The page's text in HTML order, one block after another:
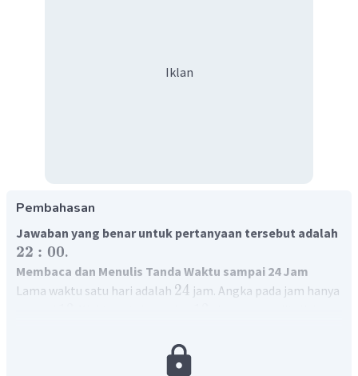
Iklan
Pembahasan
Jawaban yang benar untuk pertanyaan tersebut adalah
22 : 00.
Membaca dan Menulis Tanda Waktu sampai 24 Jam
Lama waktu satu hari adalah 24 jam. Angka pada jam hanya
Pukul sepuluh malam diperoleh:
0